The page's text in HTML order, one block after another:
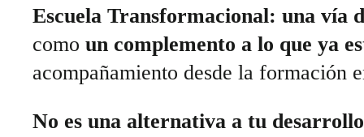
Escuela Transformacional: una vía
como un complemento a lo que ya
acompañamiento desde la formación
No es una alternativa a tu